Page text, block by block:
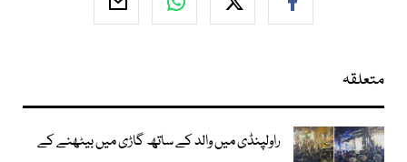
متعلقہ
راولپنڈی میں والد کے ساتھ گاڑی میں بیٹھنے کے